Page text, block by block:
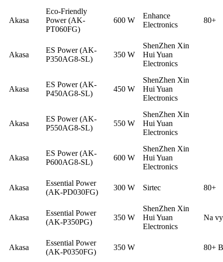
Akasa
Eco-Friendly
Power (AK-
PT060FG)
600 W
Enhance
Electronics
80+
Akasa
ES Power (AK-
P350AG8-SL)
350 W
ShenZhen Xin
Hui Yuan
Electronics
Akasa
ES Power (AK-
P450AG8-SL)
450 W
ShenZhen Xin
Hui Yuan
Electronics
Akasa
ES Power (AK-
P550AG8-SL)
550 W
ShenZhen Xin
Hui Yuan
Electronics
Akasa
ES Power (AK-
P600AG8-SL)
600 W
ShenZhen Xin
Hui Yuan
Electronics
Akasa
Essential Power
(AK-PD030FG)
300 W Sirtec 80+
Akasa
Essential Power
(AK-P350PG)
350 W
ShenZhen Xin
Hui Yuan
Electronics
Na
Akasa
Essential Power
(AK-P0350FG)
350 W 80+